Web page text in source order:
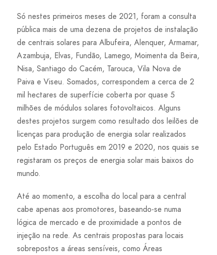
Só nestes primeiros meses de 2021, foram a consulta
pública mais de uma dezena de projetos de instalação
de centrais solares para Albufeira, Alenquer, Armamar,
Azambuja, Elvas, Fundão, Lamego, Moimenta da Beira,
Nisa, Santiago do Cacém, Tarouca, Vila Nova de
Paiva e Viseu. Somados, correspondem a cerca de 2
mil hectares de superfície coberta por quase 5
milhões de módulos solares fotovoltaicos. Alguns
destes projetos surgem como resultado dos leilões de
licenças para produção de energia solar realizados
pelo Estado Português em 2019 e 2020, nos quais se
registaram os preços de energia solar mais baixos do
mundo.
Até ao momento, a escolha do local para a central
cabe apenas aos promotores, baseando-se numa
lógica de mercado e de proximidade a pontos de
injeção na rede. As centrais propostas para locais
sobrepostos a áreas sensíveis, como Áreas